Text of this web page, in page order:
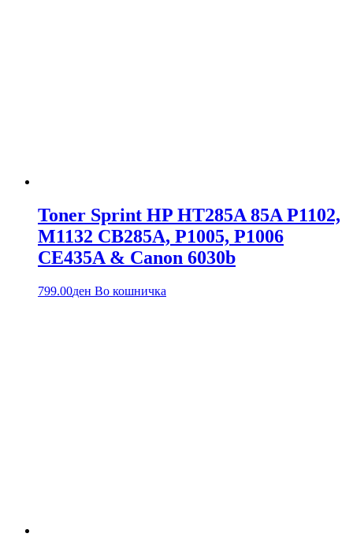
Toner Sprint HP HT285A 85A P1102,
M1132 CB285A, P1005, P1006
CE435A & Canon 6030b
799.00ден Во кошничка